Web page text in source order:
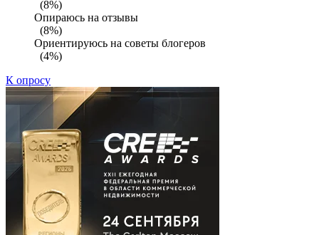
(8%)
Опираюсь на отзывы
(8%)
Ориентируюсь на советы блогеров
(4%)
К опросу